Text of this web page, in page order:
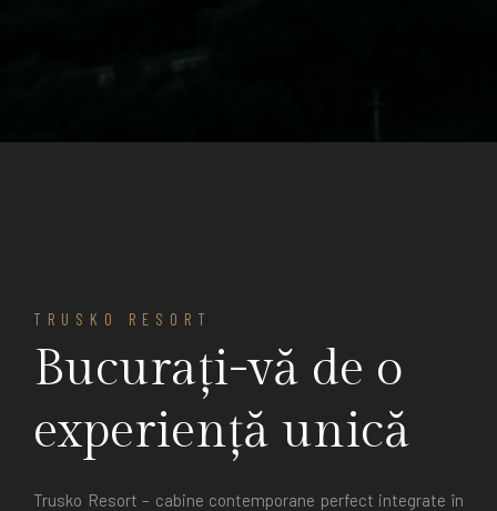
TRUSKO RESORT
Bucurați-vă de o
experiență unică
Trusko Resort – cabine contemporane perfect integrate în